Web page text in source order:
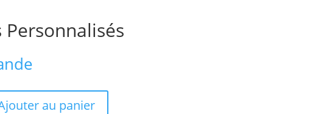
Personnalisés
au panier